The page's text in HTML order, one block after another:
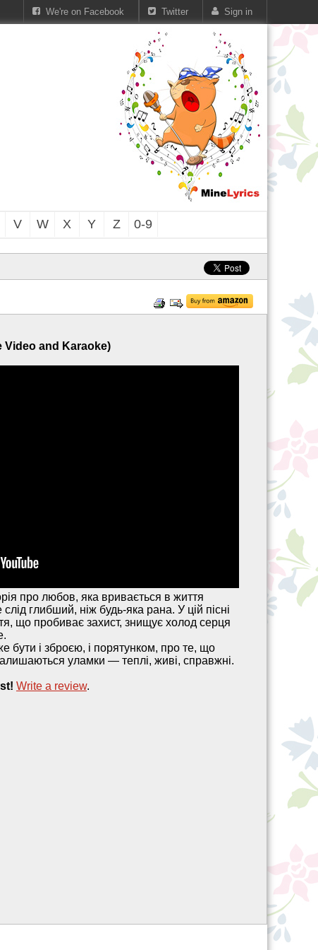
Sign in
Twitter
We're on Facebook
V W X Y Z 0-9
Video and Karaoke)
про любов, яка вривається в життя
глибший, ніж будь-яка рана. У цій пісні
що пробиває захист, знищує холод серця
бути і зброєю, і порятунком, про те, що
уламки — теплі, живі, справжні.
Write a review.